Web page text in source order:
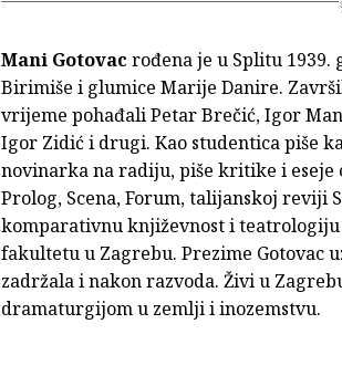
Mani Gotovac rođena je u Splitu
Birimiše i glumice Marije Danire.
vrijeme pohađali Petar Brečić, Igor
Igor Zidić i drugi. Kao studentica piše
novinarka na radiju, piše kritike i eseje
Prolog, Scena, Forum, talijanskoj reviji
komparativnu književnost i
fakultetu u Zagrebu. Prezime Gotovac
zadržala i nakon razvoda. Živi u
dramaturgijom u zemlji i inozemstvu.